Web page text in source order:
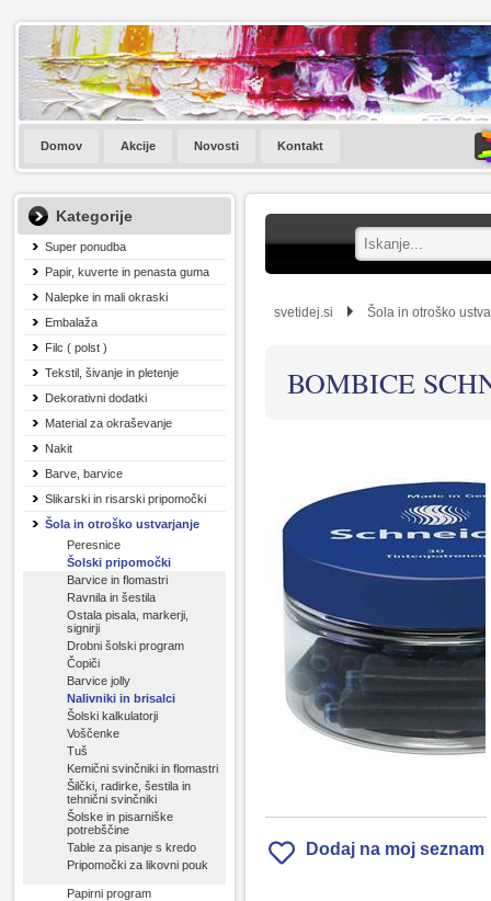
Domov Akcije Novosti Kontakt
Kategorije
Super ponudba
Papir, kuverte in penasta guma
Nalepke in mali okraski
Embalaža
Filc ( polst )
Tekstil, šivanje in pletenje
Dekorativni dodatki
Material za okraševanje
Nakit
Barve, barvice
Slikarski in risarski pripomočki
Šola in otroško ustvarjanje
Peresnice
Šolski pripomočki
Barvice in flomastri
Ravnila in šestila
Ostala pisala, markerji,
signirji
Drobni šolski program
Čopiči
Barvice jolly
Nalivniki in brisalci
Šolski kalkulatorji
Voščenke
Tuš
Kemični svinčniki in flomastri
Šilčki, radirke, šestila in
tehnični svinčniki
Šolske in pisarniške
potrebščine
Table za pisanje s kredo
Pripomočki za likovni pouk
Papirni program
svetidej.si Šola in otroško
BOMBICE
Dodaj na moj seznam